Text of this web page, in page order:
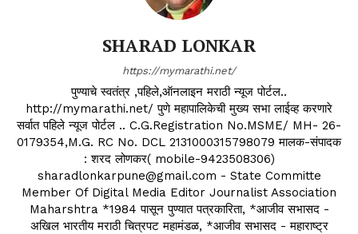
SHARAD LONKAR
https://mymarathi.net/
पुण्याचे स्वतंत्र ,पहिले,ऑनलाइन मराठी न्यूज पोर्टल..
http://mymarathi.net/ पुणे महापालिकेची मुख्य सभा लाईव्ह करणारे
सर्वात पहिले न्यूज पोर्टल .. C.G.Registration No.MSME/ MH- 26-
0179354,M.G. RC No. DCL 2131000315798079 मालक-संपादक
: शरद लोणकर( mobile-9423508306)
sharadlonkarpune@gmail.com - State Committe
Member Of Digital Media Editor Journalist Association
Maharshtra *1984 पासून पुण्यात पत्रकारिता, *आजीव सभासद -
अखिल भारतीय मराठी चित्रपट महामंडळ, *आजीव सभासद - महाराष्ट्र